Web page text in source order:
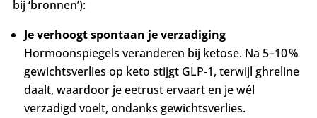
bij ‘bronnen’):
Je verhoogt spontaan je verzadiging
Hormoonspiegels veranderen bij ketose. Na 5–10 %
gewichtsverlies op keto stijgt GLP‑1, terwijl ghreline
daalt, waardoor je eetrust ervaart en je wél
verzadigd voelt, ondanks gewichtsverlies.